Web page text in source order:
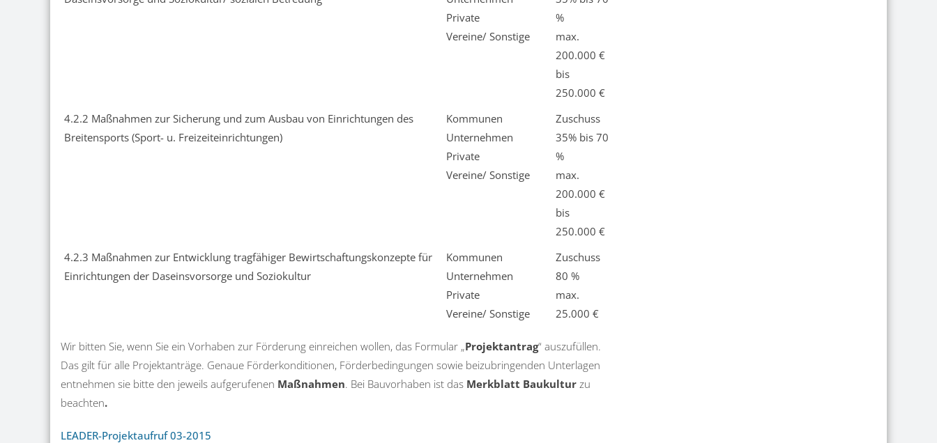
Private
Vereine/ Sonstige
%
max.
200.000 €
bis
250.000 €
4.2.2 Maßnahmen zur Sicherung und zum Ausbau von Einrichtungen des
Breitensports (Sport- u. Freizeiteinrichtungen)
Kommunen
Unternehmen
Private
Vereine/ Sonstige
Zuschuss
35% bis 70
%
max.
200.000 €
bis
250.000 €
4.2.3 Maßnahmen zur Entwicklung tragfähiger Bewirtschaftungskonzepte für
Einrichtungen der Daseinsvorsorge und Soziokultur
Kommunen
Unternehmen
Private
Vereine/ Sonstige
Zuschuss
80 %
max.
25.000 €
Wir bitten Sie, wenn Sie ein Vorhaben zur Förderung einreichen wollen, das Formular „Projektantrag“ auszufüllen.
Das gilt für alle Projektanträge. Genaue Förderkonditionen, Förderbedingungen sowie beizubringenden Unterlagen
entnehmen sie bitte den jeweils aufgerufenen Maßnahmen. Bei Bauvorhaben ist das Merkblatt Baukultur zu
beachten.
LEADER-Projektaufruf 03-2015